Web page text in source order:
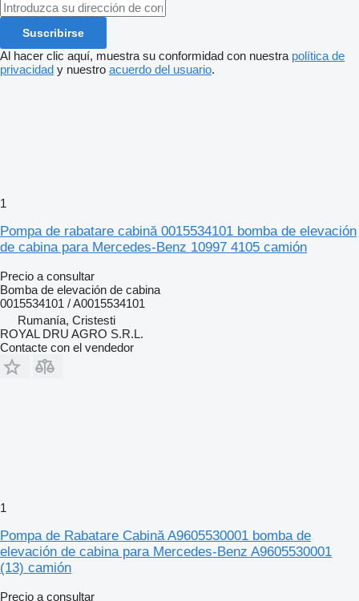
Suscribirse
Al hacer clic aquí, muestra su conformidad con nuestra política de
privacidad y nuestro acuerdo del usuario.
1
Pompa de rabatare cabină 0015534101 bomba de elevación
de cabina para Mercedes-Benz 10997 4105 camión
Precio a consultar
Bomba de elevación de cabina
0015534101 / A0015534101
Rumanía, Cristesti
ROYAL DRU AGRO S.R.L.
Contacte con el vendedor
1
Pompa de Rabatare Cabină A9605530001 bomba de
elevación de cabina para Mercedes-Benz A9605530001
(13) camión
Precio a consultar